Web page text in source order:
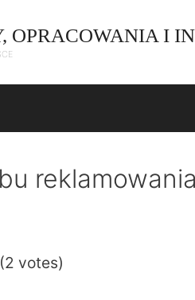
OPRACOWANIA I
votes)